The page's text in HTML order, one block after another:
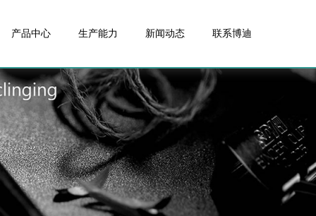
产品中心 生产能力 新闻动态 联系博迪